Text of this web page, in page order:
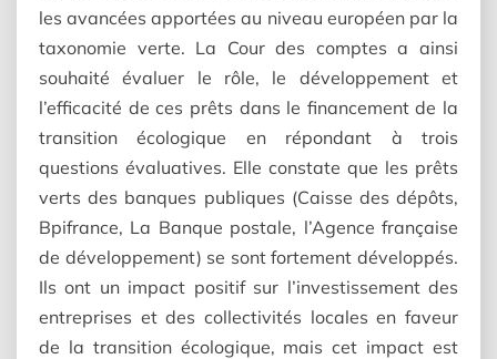
les avancées apportées au niveau européen par la
taxonomie verte. La Cour des comptes a ainsi
souhaité évaluer le rôle, le développement et
l’efficacité de ces prêts dans le financement de la
transition écologique en répondant à trois
questions évaluatives. Elle constate que les prêts
verts des banques publiques (Caisse des dépôts,
Bpifrance, La Banque postale, l’Agence française
de développement) se sont fortement développés.
Ils ont un impact positif sur l’investissement des
entreprises et des collectivités locales en faveur
de la transition écologique, mais cet impact est